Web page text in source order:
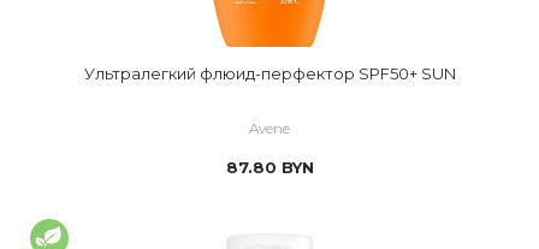
Ультралегкий флюид-перфектор SPF50+ SUN
Avene
87.80 BYN